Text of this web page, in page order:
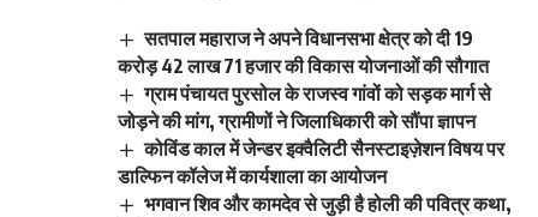
सतपाल महाराज ने अपने विधानसभा क्षेत्र को दी 19
करोड़ 42 लाख 71 हजार की विकास योजनाओं की सौगात
ग्राम पंचायत पुरसोल के राजस्व गांवों को सड़क मार्ग से
जोड़ने की मांग, ग्रामीणों ने जिलाधिकारी को सौंपा ज्ञापन
कोविंड काल में जेन्डर इक्वैलिटी सैनस्टाइज़ेशन विषय पर
डाल्फिन कॉलेज में कार्यशाला का आयोजन
भगवान शिव और कामदेव से जुड़ी है होली की पवित्र कथा,